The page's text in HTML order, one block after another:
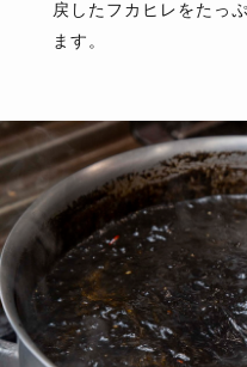
戻したフカヒレをたっ
ます。